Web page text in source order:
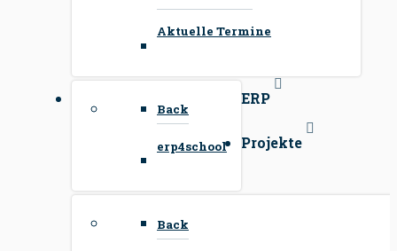
Aktuelle Termine
ERP
Back
erp4school Projekte
Back